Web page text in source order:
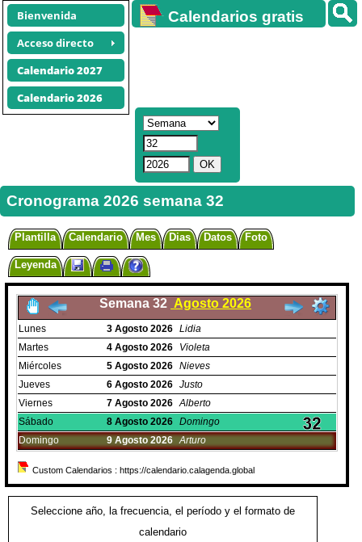
Bienvenida
Acceso directo
Calendario 2027
Calendario 2026
Calendarios gratis
Cronograma 2026 semana 32
Plantilla Calendario Mes Dias Datos Foto
Leyenda
Semana 32 Agosto 2026
Lunes 3 Agosto 2026 Lidia
Martes
4 Agosto 2026
Violeta
Miércoles
5 Agosto 2026 Nieves
Jueves
6 Agosto 2026 Justo
Viernes
7 Agosto 2026 Alberto
Sábado
8 Agosto 2026 Domingo
Domingo
9 Agosto 2026 Arturo
Custom Calendarios : https://calendario.calagenda.global
Seleccione año, la frecuencia, el período y el formato de
calendario